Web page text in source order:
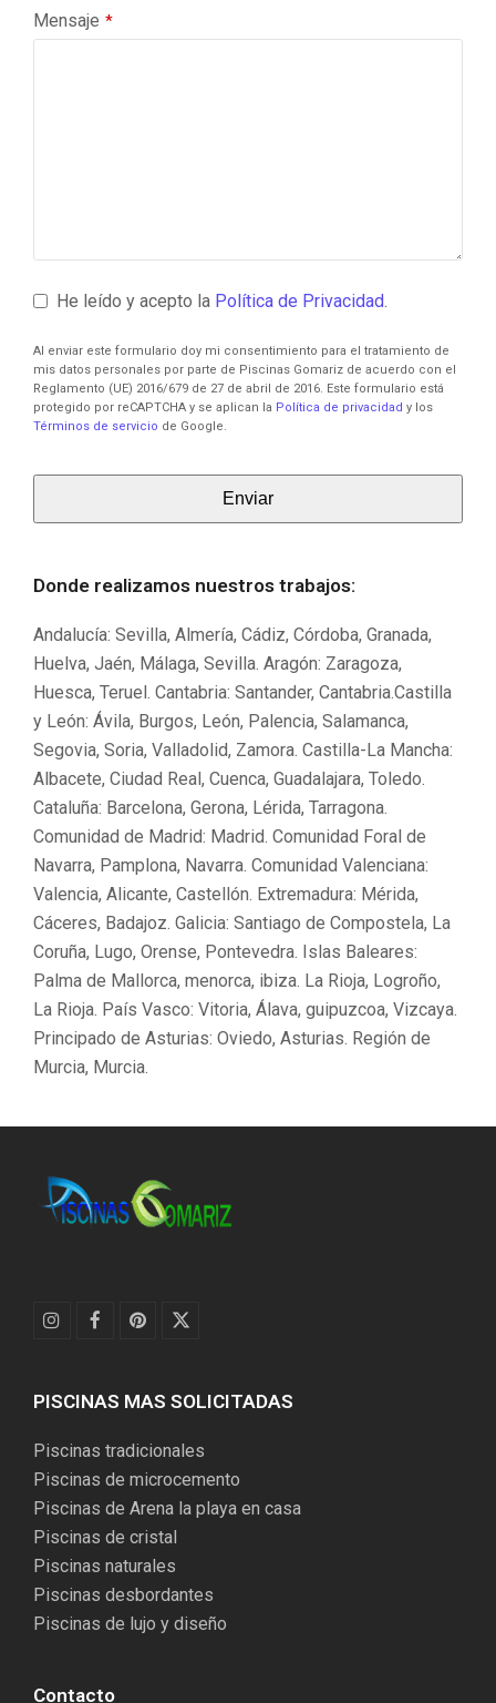
Mensaje *
He leído y acepto la Política de Privacidad
Al enviar este formulario doy mi consentimiento para el tratamiento de
mis datos personales por parte de Piscinas Gomariz de acuerdo con el
Reglamento (UE) 2016/679 de 27 de abril de 2016. Este formulario está
protegido por reCAPTCHA y se aplican la Política de privacidad y los
Términos de servicio de Google.
Enviar
field
be
left
blank
Donde realizamos nuestros trabajos:
Andalucía: Sevilla, Almería, Cádiz, Córdoba, Granada,
Huelva, Jaén, Málaga, Sevilla. Aragón: Zaragoza,
Huesca, Teruel. Cantabria: Santander, Cantabria.Castilla
y León: Ávila, Burgos, León, Palencia, Salamanca,
Segovia, Soria, Valladolid, Zamora. Castilla-La Mancha:
Albacete, Ciudad Real, Cuenca, Guadalajara, Toledo.
Cataluña: Barcelona, Gerona, Lérida, Tarragona.
Comunidad de Madrid: Madrid. Comunidad Foral de
Navarra, Pamplona, Navarra. Comunidad Valenciana:
Valencia, Alicante, Castellón. Extremadura: Mérida,
Cáceres, Badajoz. Galicia: Santiago de Compostela, La
Coruña, Lugo, Orense, Pontevedra. Islas Baleares:
Palma de Mallorca, menorca, ibiza. La Rioja, Logroño,
La Rioja. País Vasco: Vitoria, Álava, guipuzcoa, Vizcaya.
Principado de Asturias: Oviedo, Asturias. Región de
Murcia, Murcia.
I
a
r
a
m
F
b
o
k
P
e
e
s
t
T
t
r
(
d
e
p
a
t
e
PISCINAS MAS SOLICITADAS
Piscinas tradicionales
Piscinas de microcemento
Piscinas de Arena la playa en casa
Piscinas de cristal
Piscinas naturales
Piscinas desbordantes
Piscinas de lujo y diseño
Contacto